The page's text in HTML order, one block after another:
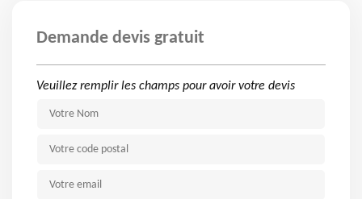
Demande devis gratuit
Veuillez remplir les champs pour avoir votre devis